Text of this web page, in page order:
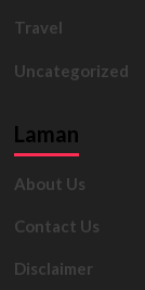
Travel
Uncategorized
Laman
About Us
Contact Us
Disclaimer